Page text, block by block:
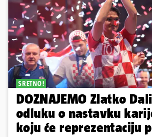
SRETNO!
DOZNAJEMO Zlatko
odluku o nastavku
koju će reprezentaciju